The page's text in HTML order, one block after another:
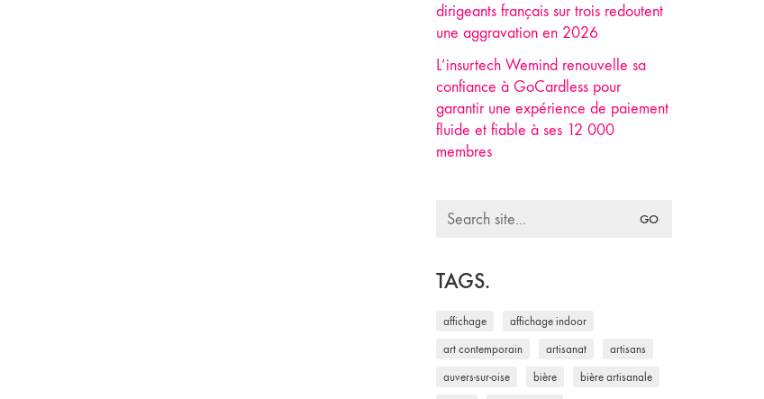
dirigeants français sur trois redoutent
une aggravation en 2026
L’insurtech Wemind renouvelle sa
confiance à GoCardless pour
garantir une expérience de paiement
fluide et fiable à ses 12 000
membres
Search
TAGS.
affichage affichage indoor
art contemporain artisanat artisans
auvers-sur-oise bière bière artisanale